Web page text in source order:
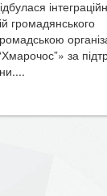
громадянського
за